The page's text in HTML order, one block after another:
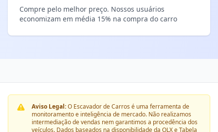
Compre pelo melhor preço. Nossos usuários
economizam em média 15% na compra do carro
Aviso Legal:O Escavador de Carros é uma ferramenta de
monitoramento e inteligência de mercado. Não realizamos
intermediação de vendas nem garantimos a procedência dos
veículos. Dados baseados na disponibilidade da OLX e Tabela